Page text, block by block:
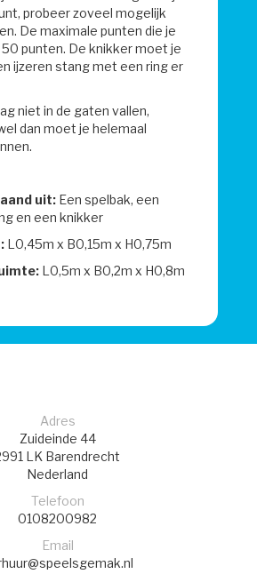
probeer zoveel mogelijk
De maximale punten die je
50 punten. De knikker moet je
ijzeren stang met een ring er
niet in de gaten vallen,
dan moet je helemaal
uit: Een spelbak, een
en een knikker
L0,45m x B0,15m x H0,75m
L0,5m x B0,2m x H0,8m
Adres
Zuideinde 44
LK Barendrecht
Nederland
Telefoon
0108200982
Email